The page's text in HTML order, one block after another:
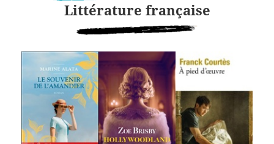
Littérature française